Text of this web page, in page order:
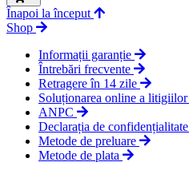
Înapoi la început
Shop
Informații garanție
Întrebări frecvente
Retragere în 14 zile
Soluționarea online a litigiilor
ANPC
Declarația de confidențialitate
Metode de preluare
Metode de plata